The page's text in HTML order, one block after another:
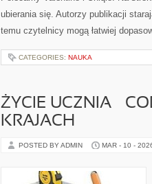
ubierania się. Autorzy publikacji
temu czytelnicy mogą łatwiej
CATEGORIES: NAUKA
ŻYCIE UCZNIA –
KRAJACH
POSTED BY ADMIN MAR - 10 -